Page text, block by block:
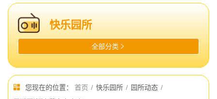
快乐园所
全部分类 
您现在的位置： 首页 / 快乐园所 / 园所动态 /